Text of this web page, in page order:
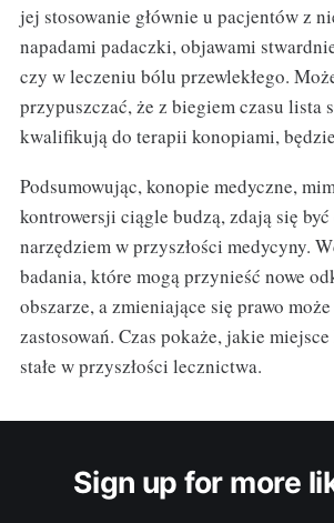
jej stosowanie głównie u pacjentów z
napadami padaczki, objawami
czy w leczeniu bólu przewlekłego.
przypuszczać, że z biegiem czasu lista
kwalifikują do terapii konopiami,
Podsumowując, konopie medyczne,
kontrowersji ciągle budzą, zdają się
narzędziem w przyszłości medycyny.
badania, które mogą przynieść nowe
obszarze, a zmieniające się prawo
zastosowań. Czas pokaże, jakie
stałe w przyszłości lecznictwa.
Sign up for more